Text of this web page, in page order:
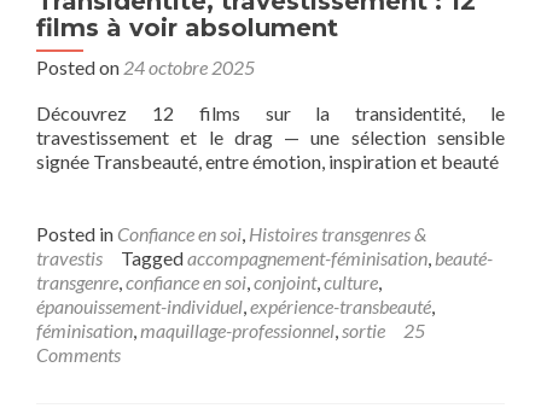
films à voir absolument
Posted on 24 octobre 2025
Découvrez 12 films sur la transidentité, le
travestissement et le drag — une sélection sensible
signée Transbeauté, entre émotion, inspiration et beauté
Posted in Confiance en soi, Histoires transgenres &
travestis
Taggedaccompagnement-féminisation, beauté-
transgenre,confiance en soi,conjoint,culture,
épanouissement-individuel,expérience-transbeauté,
féminisation,maquillage-professionnel,sortie
25
Comments